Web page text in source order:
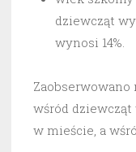
dziewcząt
wynosi 14%.
Zaobserwowano
wśród dziewcząt
w mieście, a